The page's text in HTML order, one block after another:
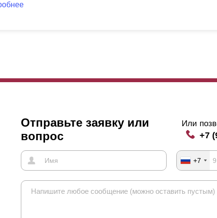
Отправьте заявку или
вопрос
Или
+7
+7